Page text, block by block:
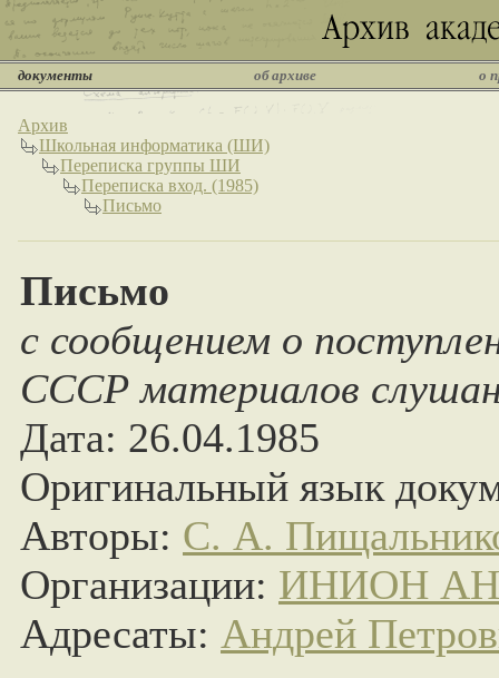
документы об архиве о
Архив
Школьная информатика (ШИ)
Переписка группы ШИ
Переписка вход. (1985)
Письмо
Письмо
с сообщением о
СССР материалов
Дата: 26.04.1985
Оригинальный язык
Авторы: С. А.
Организации: ИНИОН
Адресаты: Андрей